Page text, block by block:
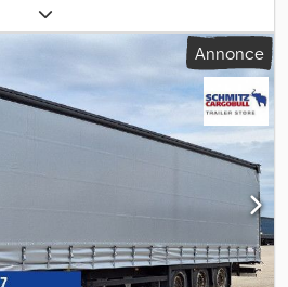
d'engrenage:
: 6 770 kg, suspension
anti-encastrement, système de
prises 1x15 et 2x7 pôles, système
de tous les véhicules disponibles
d'un financement ? Nous proposons
personnalisées, des contrats de
télématiques. Nous serons
Dcsdsztgxqepfx Al
Annonce